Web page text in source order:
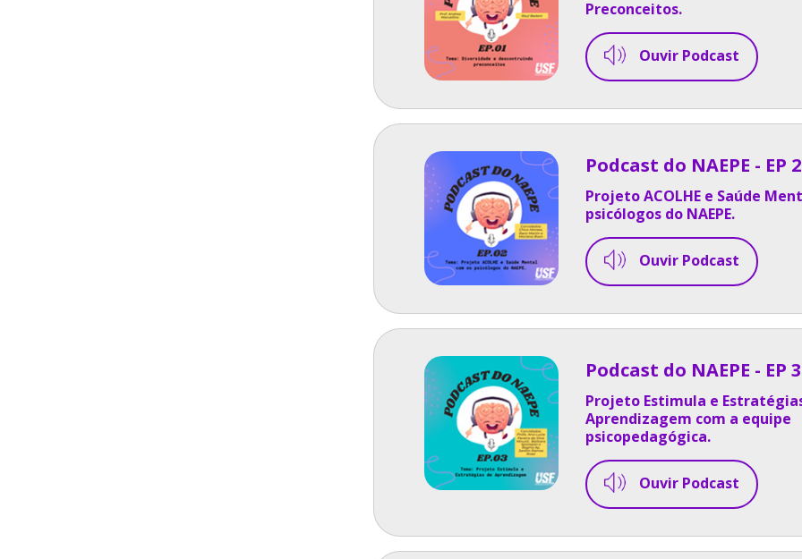
Preconceitos.
Ouvir Podcast
Podcast do NAEPE - EP 2
Projeto ACOLHE e Saúde
psicólogos do NAEPE.
Ouvir Podcast
Podcast do NAEPE - EP 3
Projeto Estimula e
Aprendizagem com a equipe
psicopedagógica.
Ouvir Podcast